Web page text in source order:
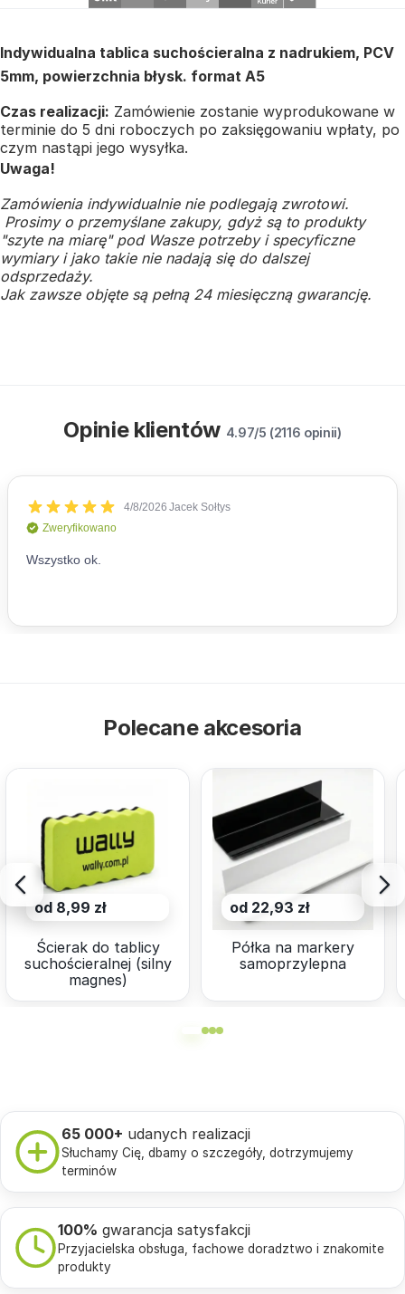
Indywidualna tablica suchościeralna z nadrukiem, PCV
5mm, powierzchnia błysk. format A5
Czas realizacji: Zamówienie zostanie wyprodukowane w
terminie do 5 dni roboczych po zaksięgowaniu wpłaty, po
czym nastąpi jego wysyłka.
Uwaga!
Zamówienia indywidualnie nie podlegają zwrotowi.
Prosimy o przemyślane zakupy, gdyż są to produkty
"szyte na miarę" pod Wasze potrzeby i specyficzne
wymiary i jako takie nie nadają się do dalszej
odsprzedaży.
Jak zawsze objęte są pełną 24 miesięczną gwarancję.
Opinie klientów 4.97/5 (2116 opinii)
Polecane akcesoria
od 8,99 zł
Ścierak do tablicy
suchościeralnej (silny
magnes)
od 22,93 zł
Półka na markery
samoprzylepna
65 000+ udanych realizacji
Słuchamy Cię, dbamy o szczegóły, dotrzymujemy
terminów
100% gwarancja satysfakcji
Przyjacielska obsługa, fachowe doradztwo i znakomite
produkty